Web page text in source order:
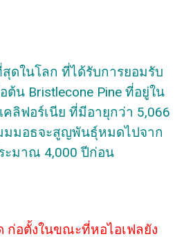
ดในโลก ที่ได้รับการยอมรับ
ต้น Bristlecone Pine ที่อยู่ใน
คลิฟอร์เนีย ที่มีอายุกว่า 5,066
มมอธจะสูญพันธุ์หมดไปจาก
ะมาณ 4,000 ปีก่อน
ก่อตั้งในขณะที่หอไอเฟลยัง